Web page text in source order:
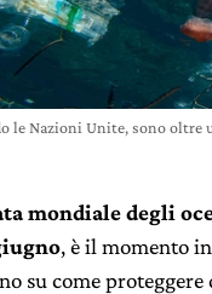
le Nazioni Unite, sono
mondiale degli
, è il momento
su come